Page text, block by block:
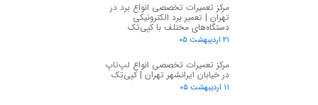
مرکز تعمیرات تخصصی انواع برد در
تهران | تعمیر برد الکترونیکی
دستگاه‌های مختلف با کپی‌تک
۲۱ اردیبهشت ۰۵
مرکز تعمیرات تخصصی انواع لپ‌تاپ
در خیابان ایرانشهر تهران | کپی‌تِک
۱۱ اردیبهشت ۰۵